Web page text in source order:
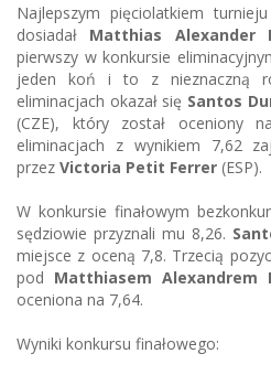
Najlepszym pięciolatkiem
dosiadał Matthias Alexander
pierwszy w konkursie
jeden koń i to z nieznaczną
eliminacjach okazał się Santos
(CZE), który został oceniony
eliminacjach z wynikiem 7,62
przez Victoria Petit Ferrer (ESP).
W konkursie finałowym
sędziowie przyznali mu 8,26.
miejsce z oceną 7,8. Trzecią
pod Matthiasem Alexandrem
oceniona na 7,64.
Wyniki konkursu finałowego: